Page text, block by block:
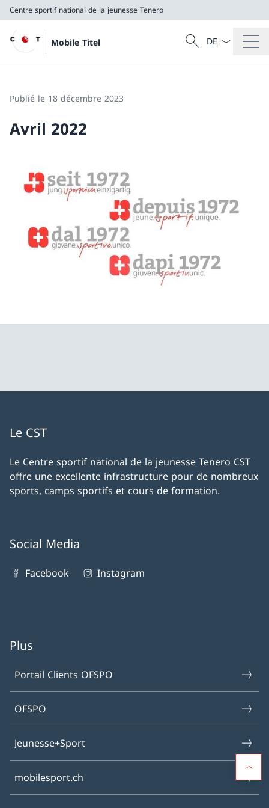
Centre sportif national de la jeunesse Tenero
Mobile Titel
Recherche
Recherche
La langue
Publié le 18 décembre 2023
Avril 2022
Le CST
Le Centre sportif national de la jeunesse Tenero CST
offre une excellente infrastructure pour de nombreux
sports, camps sportifs et cours de formation.
Social Media
Facebook Instagram
Plus
Portail Clients OFSPO
OFSPO
Jeunesse+Sport
mobilesport.ch